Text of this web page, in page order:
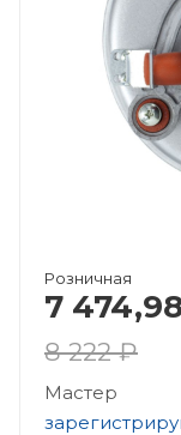
Розничная
7 474,98
8 222 ₽
Мастер